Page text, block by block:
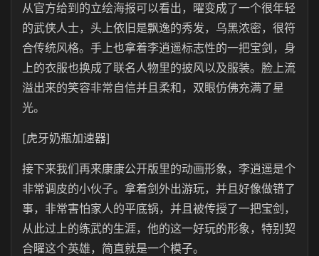
从官方给到的立绘海报可以看出，曜变成了一个很年轻
的武侠人士，头上依旧是飘逸的秀发，乌黑浓密，很符
合传统风格。手上也拿着李逍遥标志性的一把宝剑，身
上的衣服也换成了联名人物里的披风以及服装。脸上流
溢出来的笑容非常自信并且柔和，双眼仿佛充满了星
光。
[虎牙奶瓶加速器]
接下来我们再来康康公开版里的动画形象，李逍遥是个
非常调皮的小伙子。拿着剑外出游玩，并且好像做错了
事，非常害怕家人的平底锅，并且被传授了一把宝剑，
从此过上的练武的生涯，他的这一好玩的形象，特别契
合曜这个英雄，简直就是一个模子。